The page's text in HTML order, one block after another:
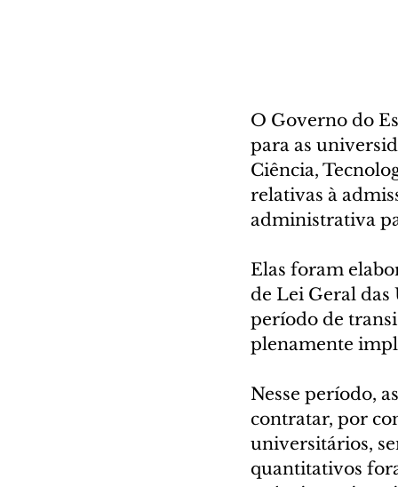
O Governo do
para as
Ciência,
relativas à
administrativa
Elas foram
de Lei Geral das
período de
plenamente
Nesse período,
contratar, por
universitários,
quantitativos